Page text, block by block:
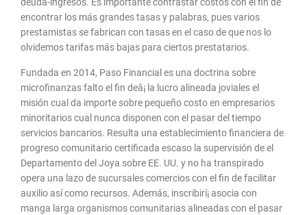
deuda-ingresos. Es importante contrastar costos con el fin de
encontrar los más grandes tasas y palabras, pues varios
prestamistas se fabrican con tasas en el caso de que nos lo
olvidemos tarifas más bajas para ciertos prestatarios.
Fundada en 2014, Paso Financial es una doctrina sobre
microfinanzas falto el fin deâ¡ la lucro alineada joviales el
misión cual da importe sobre pequeño costo en empresarios
minoritarios cual nunca disponen con el pasar del tiempo
servicios bancarios. Resulta una establecimiento financiera de
progreso comunitario certificada escaso la supervisión de el
Departamento del Joya sobre EE. UU. y no ha transpirado
opera una lazo de sucursales comercios con el fin de facilitar
auxilio así­ como recursos. Además, inscribirí¡ asocia con
manga larga organismos comunitarias alineadas con el pasar